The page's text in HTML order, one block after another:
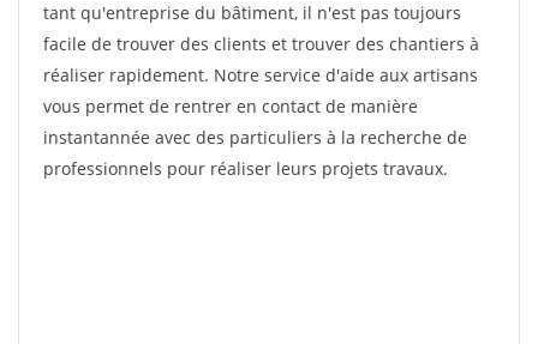
tant qu'entreprise du bâtiment, il n'est pas toujours
facile de trouver des clients et trouver des chantiers à
réaliser rapidement. Notre service d'aide aux artisans
vous permet de rentrer en contact de manière
instantannée avec des particuliers à la recherche de
professionnels pour réaliser leurs projets travaux.